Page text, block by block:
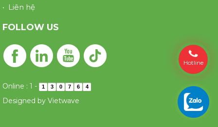
• Liên hệ
FOLLOW US
Online : 1 - 1 3 0 7 6 4
Designed by Vietwave
Hotline